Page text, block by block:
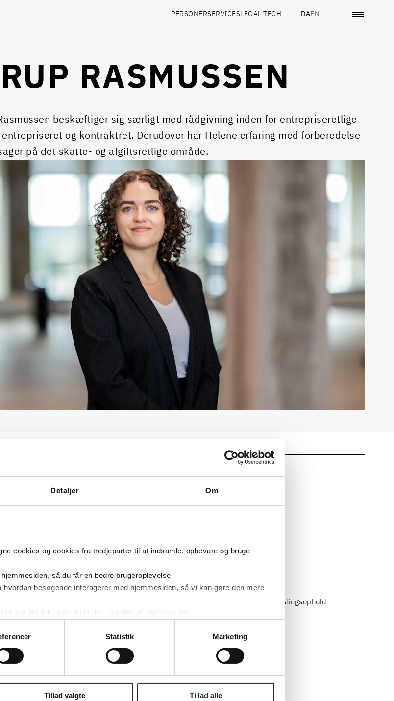
Detaljer Om
cookies og cookies fra tredjeparter til at indsamle, opbevare og bruge
så du får en bedre brugeroplevelse.
besøgende interagerer med hjemmesiden, så vi kan gøre den mere
via det link, som du finder i bunden af hjemmesiden.
her.
Statistik Marketing
Tillad valgte Tillad alle
PERSONERSERVICESLEGAL TECH DAEN
RASMUSSEN
beskæftiger sig særligt med rådgivning inden for entrepriseretlige
og kontraktret. Derudover har Helene erfaring med forberedelse
på det skatte- og afgiftsretlige område.
2022- NU
Poul Schmith/Kammeradvokaten
UDDANNELSE
Humboldt-Universität zu Berlin, Udvekslingsophold
- 2022
2022
Stipendiat, Norrbom Vinding
Cand.jur., Københavns Universitet